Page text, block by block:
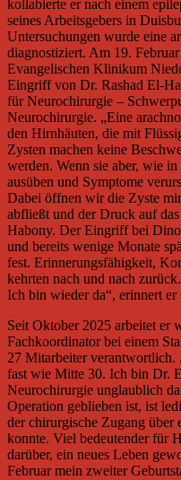
kollabierte er nach einem
seines Arbeitsgebers in
Untersuchungen wurde eine
diagnostiziert. Am 19.
Evangelischen Klinikum
Eingriff von Dr. Rashad El-
für Neurochirurgie –
Neurochirurgie. „Eine
den Hirnhäuten, die mit
Zysten machen keine
werden. Wenn sie aber, wie
ausüben und Symptome
Dabei öffnen wir die Zyste
abfließt und der Druck auf
Habony. Der Eingriff bei
und bereits wenige Monate
fest. Erinnerungsfähigkeit,
kehrten nach und nach
Ich bin wieder da“, erinnert er
Seit Oktober 2025 arbeitet er
Fachkoordinator bei einem
27 Mitarbeiter verantwortlich.
fast wie Mitte 30. Ich bin Dr.
Neurochirurgie unglaublich
Operation geblieben ist, ist
der chirurgische Zugang über
konnte. Viel bedeutender für
darüber, ein neues Leben
Februar mein zweiter